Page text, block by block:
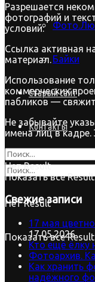
Байки
Старый сайт
Контакты
Нет Result
Показать все Result
Разрешается
фотографий и
условий:
Ссылка активная
материал.
Использование
коммерческих
пабликов —
Не забывайте
имена лиц в
Нет Result
Показать все Result
Свежие записи
17 мая
17.05.2026
Кто ещё ёлку
Фотоархив.
Как хранить
надёжного